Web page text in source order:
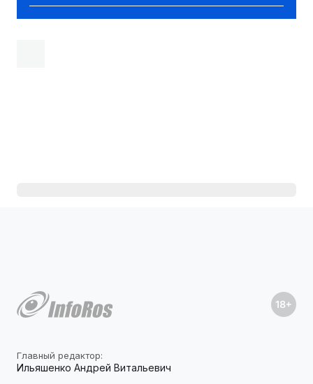
Главный редактор:
Ильяшенко Андрей Витальевич